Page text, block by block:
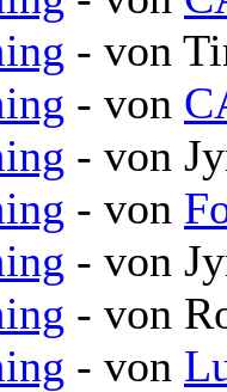
- von
- von
- von
- von
- von
- von
- von